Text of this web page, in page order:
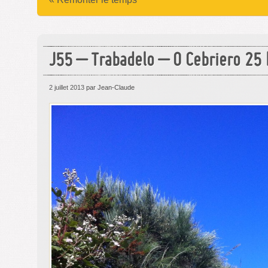
J55 – Trabadelo – O Cebriero 25
2 juillet 2013 par Jean-Claude